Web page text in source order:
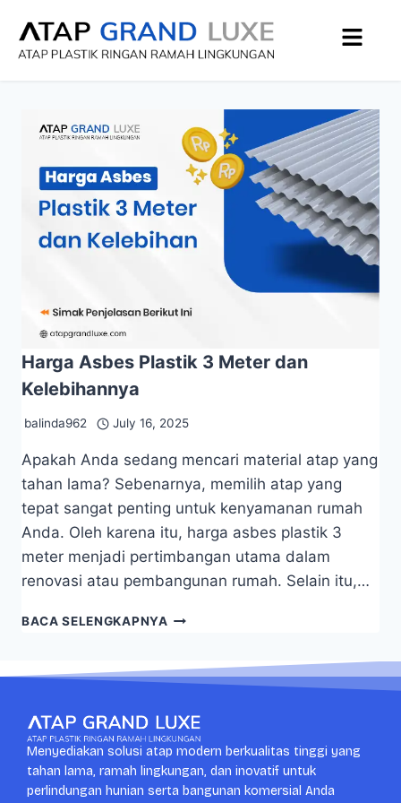
Harga Asbes Plastik 3 Meter dan
Kelebihannya
balinda962 July 16, 2025
Apakah Anda sedang mencari material atap yang
tahan lama? Sebenarnya, memilih atap yang
tepat sangat penting untuk kenyamanan rumah
Anda. Oleh karena itu, harga asbes plastik 3
meter menjadi pertimbangan utama dalam
renovasi atau pembangunan rumah. Selain itu,…
BACA SELENGKAPNYA
Menyediakan solusi atap modern berkualitas tinggi yang
tahan lama, ramah lingkungan, dan inovatif untuk
perlindungan hunian serta bangunan komersial Anda